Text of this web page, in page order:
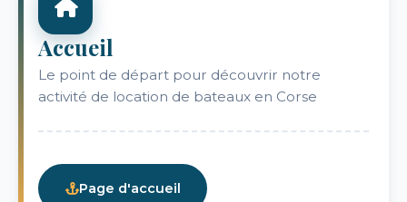
Accueil
Le point de départ pour découvrir notre
activité de location de bateaux en Corse
Page d'accueil